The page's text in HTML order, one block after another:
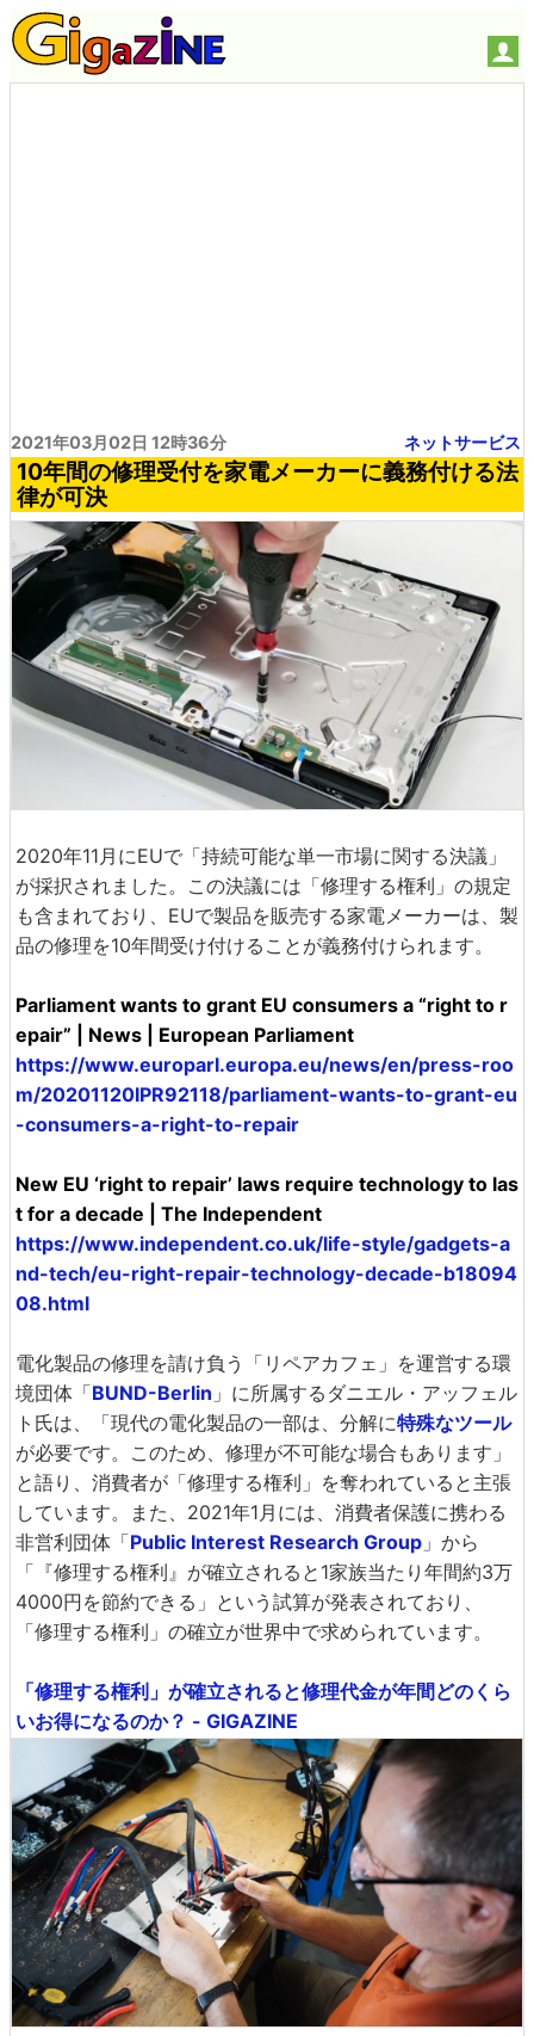
2021年03月02日 12時36分 ネットサービス
10年間の修理受付を家電メーカーに義務付ける法
律が可決
2020年11月にEUで「持続可能な単一市場に関する決議」
が採択されました。この決議には「修理する権利」の規定
も含まれており、EUで製品を販売する家電メーカーは、製
品の修理を10年間受け付けることが義務付けられます。
Parliament wants to grant EU consumers a “right to r
epair” | News | European Parliament
https://www.europarl.europa.eu/news/en/press-roo
m/20201120IPR92118/parliament-wants-to-grant-eu
-consumers-a-right-to-repair
New EU ‘right to repair’ laws require technology to las
t for a decade | The Independent
https://www.independent.co.uk/life-style/gadgets-a
nd-tech/eu-right-repair-technology-decade-b18094
08.html
電化製品の修理を請け負う「リペアカフェ」を運営する環
境団体「BUND-Berlin 」に所属するダニエル・アッフェル
ト氏は、「現代の電化製品の一部は、分解に特殊なツール
が必要です。このため、修理が不可能な場合もあります」
と語り、消費者が「修理する権利」を奪われていると主張
しています。また、2021年1月には、消費者保護に携わる
非営利団体「Public Interest Research Group 」から
「『修理する権利』が確立されると1家族当たり年間約3万
4000円を節約できる」という試算が発表されており、
「修理する権利」の確立が世界中で求められています。
「修理する権利」が確立されると修理代金が年間どのくら
いお得になるのか？ - GIGAZINE